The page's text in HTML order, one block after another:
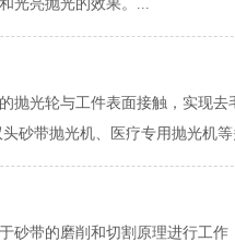
光亮抛光的效果。...
抛光轮与工件表面接触，实现去
砂带抛光机、医疗专用抛光机等
砂带的磨削和切割原理进行工作